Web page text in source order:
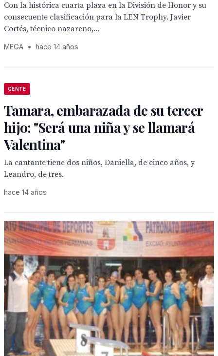
Con la histórica cuarta plaza en la División de Honor y su
consecuente clasificación para la LEN Trophy. Javier
Cortés, técnico nazareno,...
MEGA • hace 14 años
GENTE
Tamara, embarazada de su tercer
hijo: "Será una niña y se llamará
Valentina"
La cantante tiene dos niños, Daniella, de cinco años, y
Leandro, de tres.
hace 14 años